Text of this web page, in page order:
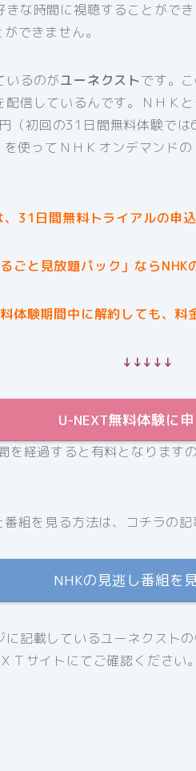
な時間に視聴することがで
できません。
いるのがユーネクストです。
配信しているんです。ＮＨＫ
（初回の31日間無料体験で
使ってＮＨＫオンデマンド
、31日間無料トライアルの申
るごと見放題パック」ならNHK
体験期間中に解約しても、料
↓↓↓↓↓
U-NEXT無料体験に
を経過すると有料となります
組を見る方法は、コチラの記
NHKの見逃し番組を
に記載しているユーネクス
Ｔサイトにてご確認ください。